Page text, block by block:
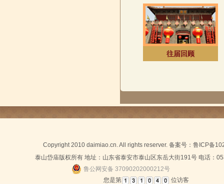
往届回顾
Copyright 2010 daimiao.cn. All rights reserver. 备案号：鲁ICP备
泰山岱庙版权所有 地址：山东省泰安市泰山区东岳大街191号 电话：
鲁公网安备 37090202000212号
您是第
位访客